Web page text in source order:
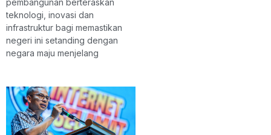
pembangunan berteraskan
teknologi, inovasi dan
infrastruktur bagi memastikan
negeri ini setanding dengan
negara maju menjelang